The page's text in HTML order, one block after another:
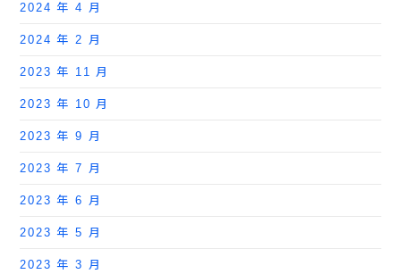
2024 年 4 月
2024 年 2 月
2023 年 11 月
2023 年 10 月
2023 年 9 月
2023 年 7 月
2023 年 6 月
2023 年 5 月
2023 年 3 月